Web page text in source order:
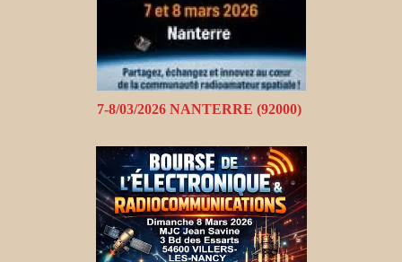
7-8/03/2026 NANTERRE (92000)